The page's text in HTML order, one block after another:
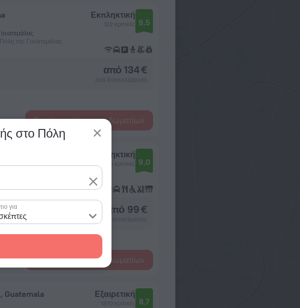
στο Πόλη
για
της Γουατεμάλας
Εκπληκτική
122 κριτικές 9,5
από 134 €
Εμφάνιση όλων των δωματίων
της Γουατεμάλας
Εκπληκτική
446 κριτικές 9,0
από 99 €
ανά διανυκτέρευση
Εμφάνιση όλων των δωματίων
Guatemala Εξαιρετική
1370 κριτικές 8,7